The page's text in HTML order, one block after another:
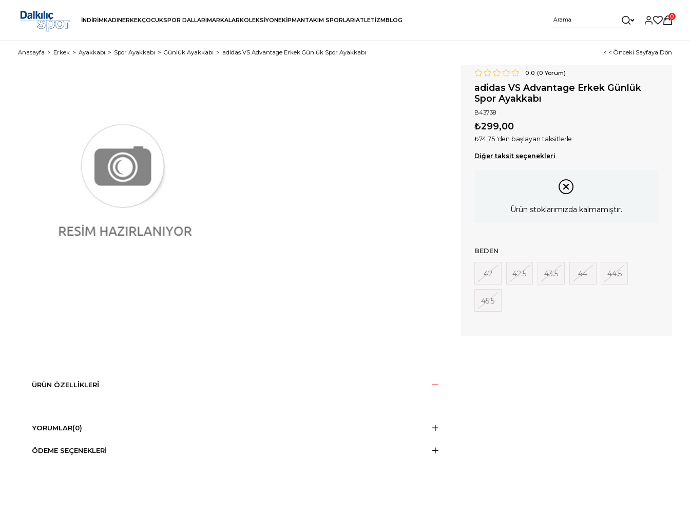
İNDİRİMKADINERKEKÇOCUKSPOR DALLARIMARKALARKOLEKSİYONEKİPMANTAKIM SPORLARIATLETİZMBLOG
0
Anasayfa Erkek Ayakkabı Spor Ayakkabı Günlük Ayakkabı adidas VS Advantage Erkek Günlük Spor Ayakkabı < < Önceki Sayfaya Dön
0.0 (0 Yorum)
adidas VS Advantage Erkek Günlük
Spor Ayakkabı
B43738
₺299,00
₺74,75 'den başlayan taksitlerle
Diğer taksit seçenekleri
Ürün stoklarımızda kalmamıştır.
BEDEN
42 42.5 43.5 44 44.5
45.5
ÜRÜN ÖZELLIKLERI
YORUMLAR(0)
ÖDEME SEÇENEKLERI